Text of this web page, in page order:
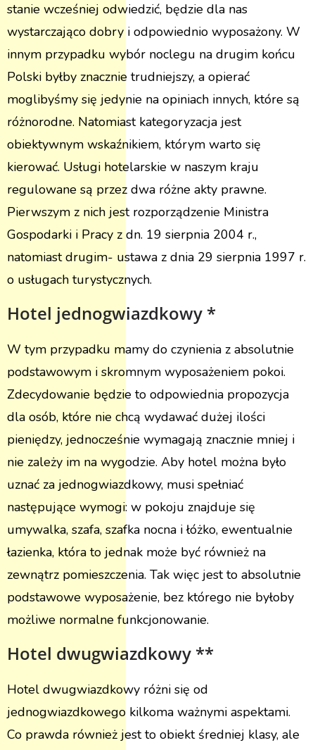
stanie wcześniej odwiedzić, będzie dla nas
wystarczająco dobry i odpowiednio wyposażony. W
innym przypadku wybór noclegu na drugim końcu
Polski byłby znacznie trudniejszy, a opierać
moglibyśmy się jedynie na opiniach innych, które są
różnorodne. Natomiast kategoryzacja jest
obiektywnym wskaźnikiem, którym warto się
kierować. Usługi hotelarskie w naszym kraju
regulowane są przez dwa różne akty prawne.
Pierwszym z nich jest rozporządzenie Ministra
Gospodarki i Pracy z dn. 19 sierpnia 2004 r.,
natomiast drugim- ustawa z dnia 29 sierpnia 1997 r.
o usługach turystycznych.
Hotel jednogwiazdkowy *
W tym przypadku mamy do czynienia z absolutnie
podstawowym i skromnym wyposażeniem pokoi.
Zdecydowanie będzie to odpowiednia propozycja
dla osób, które nie chcą wydawać dużej ilości
pieniędzy, jednocześnie wymagają znacznie mniej i
nie zależy im na wygodzie. Aby hotel można było
uznać za jednogwiazdkowy, musi spełniać
następujące wymogi: w pokoju znajduje się
umywalka, szafa, szafka nocna i łóżko, ewentualnie
łazienka, która to jednak może być również na
zewnątrz pomieszczenia. Tak więc jest to absolutnie
podstawowe wyposażenie, bez którego nie byłoby
możliwe normalne funkcjonowanie.
Hotel dwugwiazdkowy **
Hotel dwugwiazdkowy różni się od
jednogwiazdkowego kilkoma ważnymi aspektami.
Co prawda również jest to obiekt średniej klasy, ale